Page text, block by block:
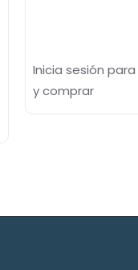
Inicia sesión
y comprar